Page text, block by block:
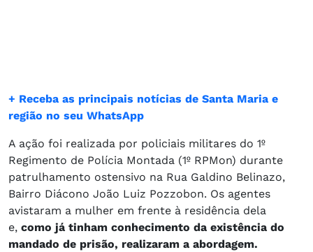
+ Receba as principais notícias de Santa Maria e
região no seu WhatsApp
A ação foi realizada por policiais militares do 1º
Regimento de Polícia Montada (1º RPMon) durante
patrulhamento ostensivo na Rua Galdino Belinazo,
Bairro Diácono João Luiz Pozzobon. Os agentes
avistaram a mulher em frente à residência dela
e, como já tinham conhecimento da existência do
mandado de prisão, realizaram a abordagem.